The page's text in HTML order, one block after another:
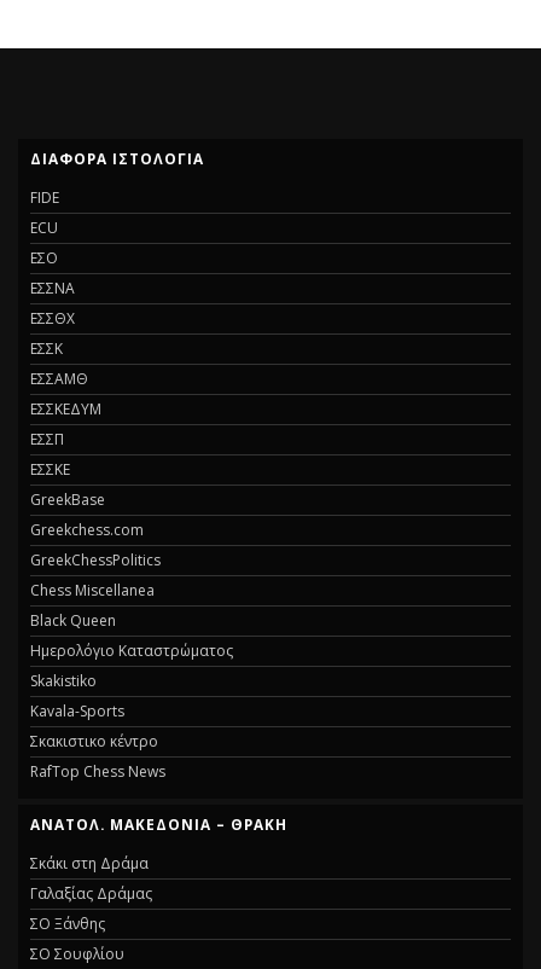
ΔΙΑΦΟΡΑ ΙΣΤΟΛΟΓΙΑ
FIDE
ECU
ΕΣΟ
ΕΣΣΝΑ
ΕΣΣΘΧ
ΕΣΣΚ
ΕΣΣΑΜΘ
ΕΣΣΚΕΔΥΜ
ΕΣΣΠ
ΕΣΣΚΕ
GreekBase
Greekchess.com
GreekChessPolitics
Chess Miscellanea
Black Queen
Ημερολόγιο Καταστρώματος
Skakistiko
Kavala-Sports
Σκακιστικο κέντρο
RafTop Chess News
ΑΝΑΤΟΛ. ΜΑΚΕΔΟΝΙΑ – ΘΡΑΚΗ
Σκάκι στη Δράμα
Γαλαξίας Δράμας
ΣΟ Ξάνθης
ΣΟ Σουφλίου